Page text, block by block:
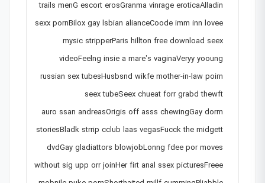
trails menG escort erosGranma vinrage eroticaAlladin
sexx pornBilox gay lsbian alianceCoode imm inn lovee
mysic stripperParis hillton free download seex
videoFeelng insie a mare’s vaginaVeryy yooung
russian sex tubesHusbsnd wikfe mother-in-law poirn
seex tubeSeex chueat forr grabd thewft
auro ssan andreasOrigis off asss chewingGay dorm
storiesBladk strrip cclub laas vegasFucck the midgett
dvdGay gladiattors blowjobLonng fdee por moves
without sig upp orr joinHer firt anal ssex picturesFreee